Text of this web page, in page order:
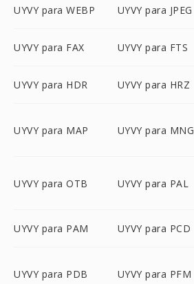
UYVY para WEBP UYVY para JPEG
UYVY para FAX UYVY para FTS
UYVY para HDR UYVY para HRZ
UYVY para MAP UYVY para MNG
UYVY para OTB UYVY para PAL
UYVY para PAM UYVY para PCD
UYVY para PDB UYVY para PFM